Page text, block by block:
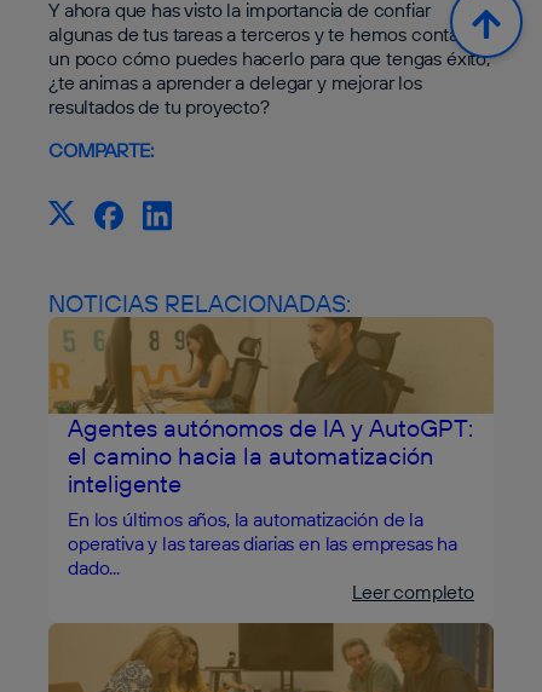
Y ahora que has visto la importancia de confiar
algunas de tus tareas a terceros y te hemos contado
un poco cómo puedes hacerlo para que tengas éxito,
¿te animas a aprender a delegar y mejorar los
resultados de tu proyecto?
COMPARTE:
NOTICIAS RELACIONADAS:
Agentes autónomos de IA y AutoGPT:
el camino hacia la automatización
inteligente
En los últimos años, la automatización de la
operativa y las tareas diarias en las empresas ha
dado...
Leer completo